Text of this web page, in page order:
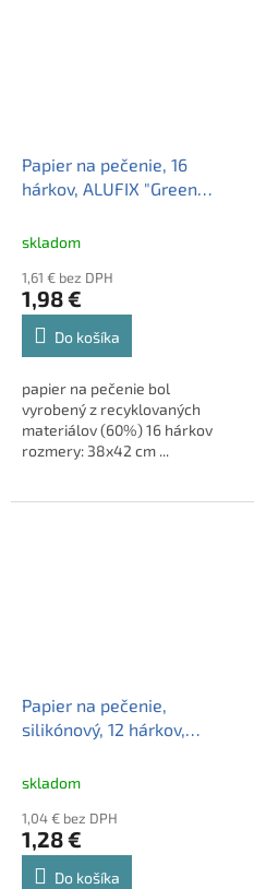
Papier na pečenie, 16
hárkov, ALUFIX "Green
skladom
1,61 € bez DPH
1,98 €
Do košíka
papier na pečenie bol
vyrobený z recyklovaných
materiálov (60%) 16 hárkov
rozmery: 38x42 cm ...
Papier na pečenie,
silikónový, 12 hárkov,
skladom
1,04 € bez DPH
1,28 €
Do košíka